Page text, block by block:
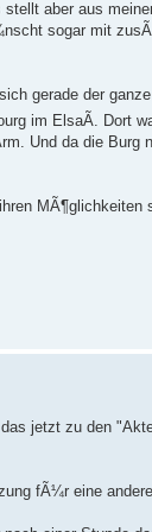
aber aus
sogar mit
gerade der
im ElsaÃ. Dort
Und da die Burg
MÃ¶glichkeiten
jetzt zu den
fÃ¼r eine